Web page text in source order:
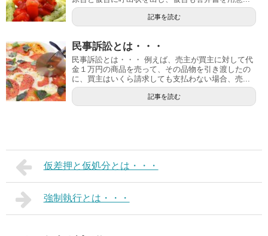
記事を読む
民事訴訟とは・・・
民事訴訟とは・・・ 例えば、売主が買主に対して代
金１万円の商品を売って、その品物を引き渡したの
に、買主はいくら請求しても支払わない場合、売...
記事を読む
仮差押と仮処分とは・・・
強制執行とは・・・